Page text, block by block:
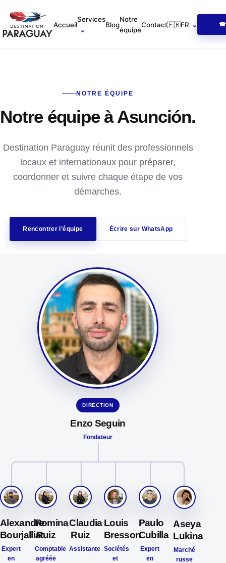
Accueil
Services
⌄
Blog
Notre
équipe
Contact🇫🇷FR ⌄ ☎
NOTRE ÉQUIPE
Notre équipe à Asunción.
Destination Paraguay réunit des professionnels
locaux et internationaux pour préparer,
coordonner et suivre chaque étape de vos
démarches.
Rencontrer l’équipe Écrire sur WhatsApp
DIRECTION
Enzo Seguin
Fondateur
Alexandre
Bourjalliat
Expert
en
Romina
Ruiz
Comptable
agréée
Claudia
Ruiz
Assistante
Louis
Bresson
Sociétés
et
Paulo
Cubilla
Expert
en
Aseya
Lukina
Marché
russe